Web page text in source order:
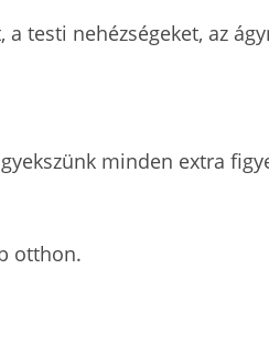
testi nehézségeket, az
minden extra
otthon.